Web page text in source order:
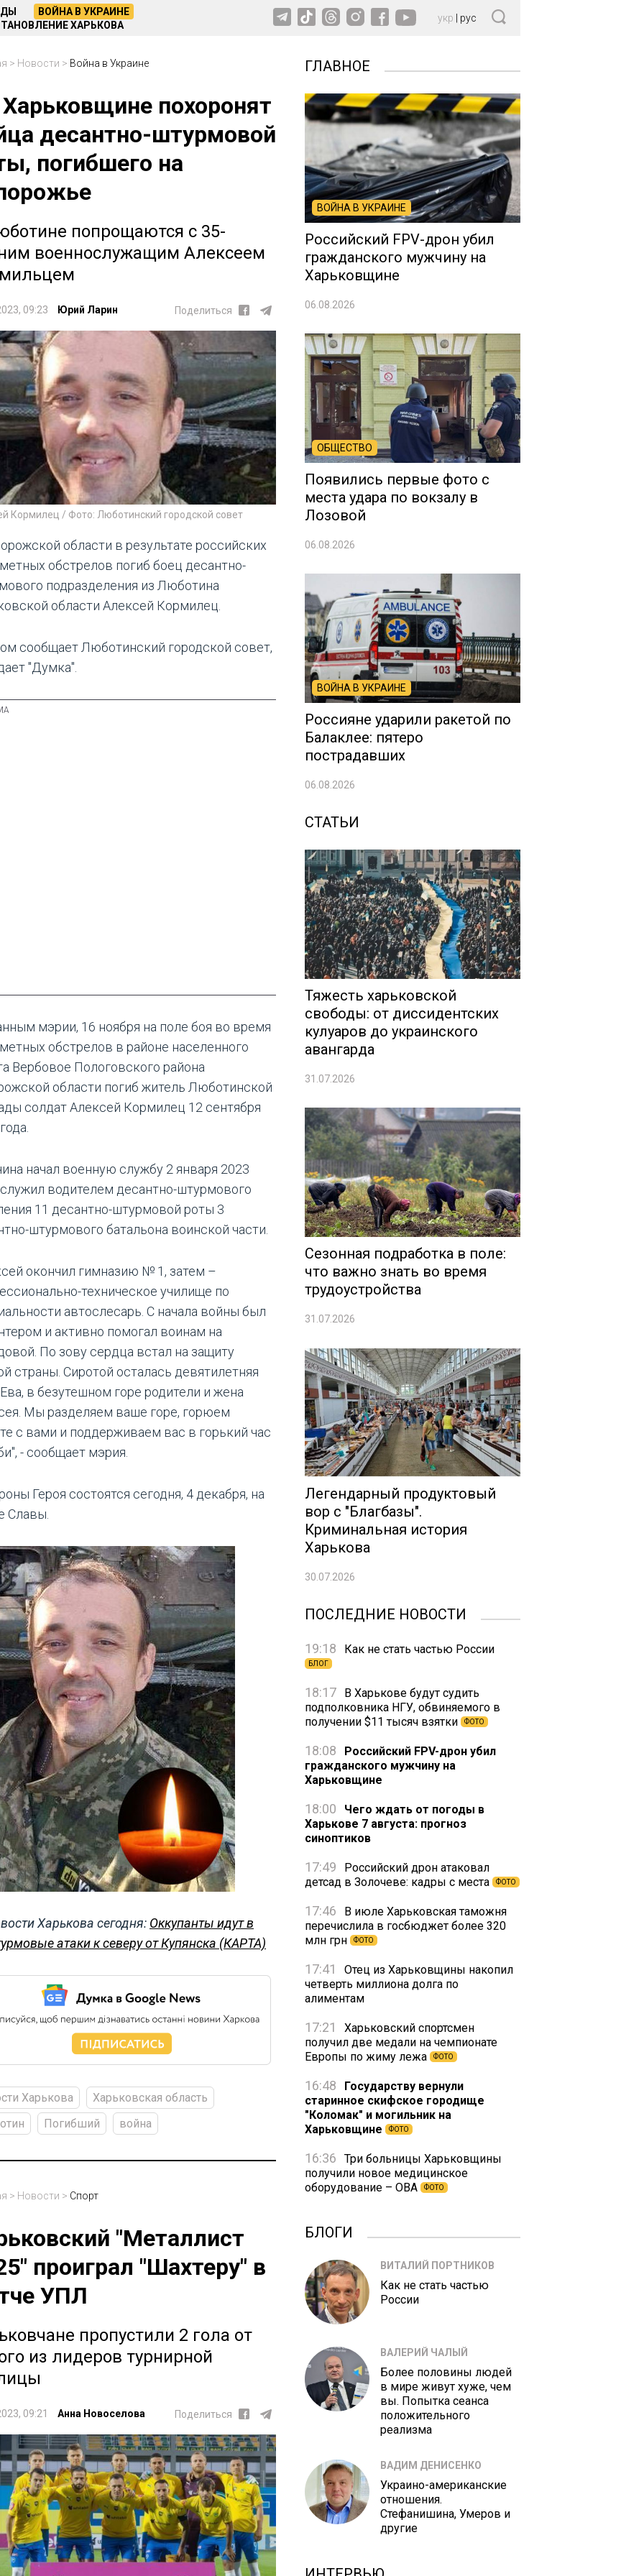
ВОЙНА В УКРАИНЕ
ХАРЬКОВА
укр рус
> Новости > Война в Украине
похоронят
десантно-штурмовой
погибшего на
попрощаются с 35-
военнослужащим Алексеем
09:23 Юрий Ларин Поделиться
Кормилец / Фото: Люботинский городской совет
области в результате российских
обстрелов погиб боец десантно-
подразделения из Люботина
области Алексей Кормилец.
сообщает Люботинский городской совет,
"Думка".
мэрии, 16 ноября на поле боя во время
обстрелов в районе населенного
Вербовое Пологовского района
области погиб житель Люботинской
солдат Алексей Кормилец 12 сентября
начал военную службу 2 января 2023
служил водителем десантно-штурмового
11 десантно-штурмовой роты 3
штурмового батальона воинской части.
окончил гимназию № 1, затем –
техническое училище по
автослесарь. С начала войны был
и активно помогал воинам на
По зову сердца встал на защиту
страны. Сиротой осталась девятилетняя
в безутешном горе родители и жена
Мы разделяем ваше горе, горюем
с вами и поддерживаем вас в горький час
- сообщает мэрия.
Героя состоятся сегодня, 4 декабря, на
Славы.
Харькова сегодня: Оккупанты идут в
атаки к северу от Купянска (КАРТА)
Харькова
Харьковская область
Погибший война
> Новости > Спорт
"Металлист
проиграл "Шахтеру" в
УПЛ
пропустили 2 гола от
из лидеров турнирной
09:21 Анна Новоселова Поделиться
ГЛАВНОЕ
ВОЙНА В УКРАИНЕ
Российский FPV-дрон убил
гражданского мужчину на
Харьковщине
06.08.2026
ОБЩЕСТВО
Появились первые фото с
места удара по вокзалу в
Лозовой
06.08.2026
ВОЙНА В УКРАИНЕ
Россияне ударили ракетой по
Балаклее: пятеро
пострадавших
06.08.2026
СТАТЬИ
Тяжесть харьковской
свободы: от диссидентских
кулуаров до украинского
авангарда
31.07.2026
Сезонная подработка в поле:
что важно знать во время
трудоустройства
31.07.2026
Легендарный продуктовый
вор с "Благбазы".
Криминальная история
Харькова
30.07.2026
ПОСЛЕДНИЕ НОВОСТИ
19:18 Как не стать частью России
БЛОГ
18:17
В Харькове будут судить
подполковника НГУ, обвиняемого в
получении $11 тысяч взятки
ФОТО
18:08
Российский FPV-дрон убил
гражданского мужчину на
Харьковщине
18:00
Чего ждать от погоды в
Харькове 7 августа: прогноз
синоптиков
17:49
Российский дрон атаковал
детсад в Золочеве: кадры с места
ФОТО
17:46
В июле Харьковская таможня
перечислила в госбюджет более 320
млн грн
ФОТО
17:41
Отец из Харьковщины накопил
четверть миллиона долга по
алиментам
17:21
Харьковский спортсмен
получил две медали на чемпионате
Европы по жиму лежа
ФОТО
16:48
Государству вернули
старинное скифское городище
"Коломак" и могильник на
Харьковщине
ФОТО
16:36
Три больницы Харьковщины
получили новое медицинское
оборудование – ОВА
ФОТО
БЛОГИ
ВИТАЛИЙ ПОРТНИКОВ
Как не стать частью
России
ВАЛЕРИЙ ЧАЛЫЙ
Более половины людей
в мире живут хуже, чем
вы. Попытка сеанса
положительного
реализма
ВАДИМ ДЕНИСЕНКО
Украино-американские
отношения.
Стефанишина, Умеров и
другие